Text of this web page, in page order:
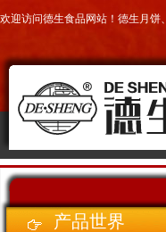
欢迎访问德生食品网站！ 德生月饼、
产品世界